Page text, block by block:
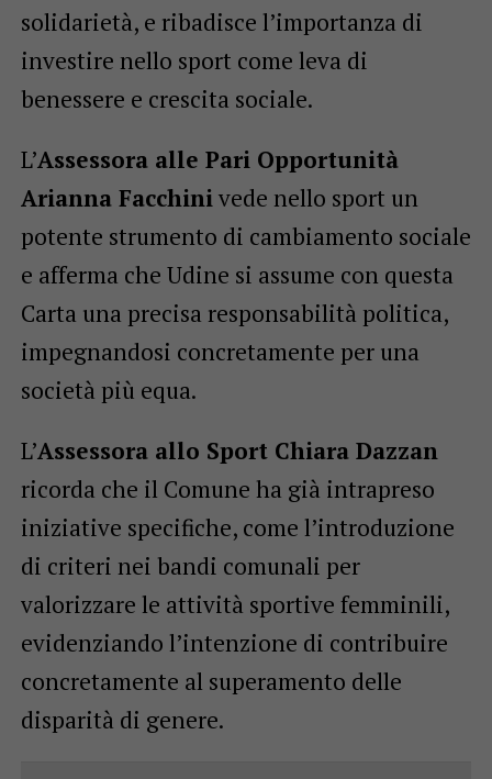
solidarietà, e ribadisce l’importanza di
investire nello sport come leva di
benessere e crescita sociale.
L’Assessora alle Pari Opportunità
Arianna Facchinivede nello sport un
potente strumento di cambiamento sociale
e afferma che Udine si assume con questa
Carta una precisa responsabilità politica,
impegnandosi concretamente per una
società più equa.
L’Assessora allo Sport Chiara Dazzan
ricorda che il Comune ha già intrapreso
iniziative specifiche, come l’introduzione
di criteri nei bandi comunali per
valorizzare le attività sportive femminili,
evidenziando l’intenzione di contribuire
concretamente al superamento delle
disparità di genere.